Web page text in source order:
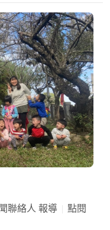
聯絡人 報導
點閱